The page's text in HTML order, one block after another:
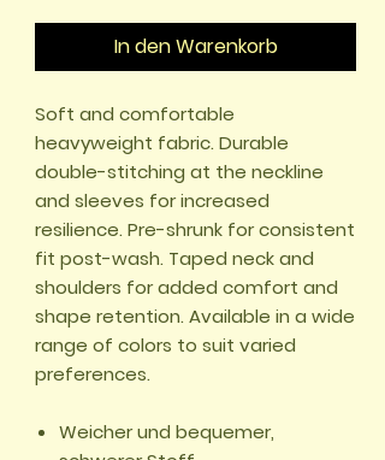
In den Warenkorb
Soft and comfortable
heavyweight fabric. Durable
double-stitching at the neckline
and sleeves for increased
resilience. Pre-shrunk for consistent
fit post-wash. Taped neck and
shoulders for added comfort and
shape retention. Available in a wide
range of colors to suit varied
preferences.
Weicher und bequemer,